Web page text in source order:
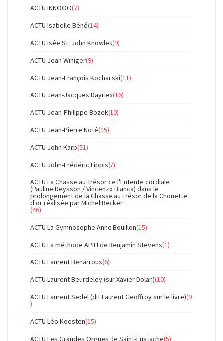
ACTU INNOOO(7)
ACTU Isabelle Béné(14)
ACTU Isée St. John Knowles(9)
ACTU Jean Winiger(9)
ACTU Jean-François Kochanski(11)
ACTU Jean-Jacques Dayries(16)
ACTU Jean-Philippe Bozek(10)
ACTU Jean-Pierre Noté(15)
ACTU John Karp(51)
ACTU John-Frédéric Lippis(7)
ACTU La Chasse au Trésor de l'Entente cordiale
(Pauline Deysson / Vincenzo Bianca) dans le
prolongement de la Chasse au Trésor de la Chouette
d'or réalisée par Michel Becker
(46)
ACTU La Gymnosophe Anne Bouillon(15)
ACTU La méthode APILI de Benjamin Stevens(1)
ACTU Laurent Benarrous(6)
ACTU Laurent Beurdeley (sur Xavier Dolan)(10)
ACTU Laurent Sedel (dit Laurent Geoffroy sur le livre)(9
)
ACTU Léo Koesten(15)
ACTU Les Grandes Orgues de Saint-Eustache(5)